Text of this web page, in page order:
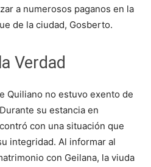
a numerosos paganos en la
de la ciudad, Gosberto.
Verdad
Quiliano no estuvo exento de
su estancia en
con una situación que
integridad. Al informar al
con Geilana, la viuda